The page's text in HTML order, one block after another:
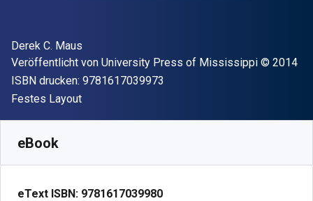
Autor(en)
Derek C. Maus
Verleger
Veröffentlicht von University Press of Mississippi Copyright
© 2014
ISBN drucken: 9781617039973
Format
Festes Layout
eBook
eText ISBN: 9781617039980